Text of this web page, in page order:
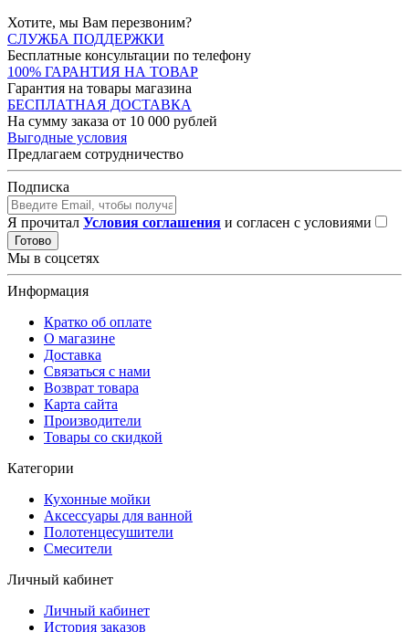
Хотите, мы Вам перезвоним?
СЛУЖБА ПОДДЕРЖКИ
Бесплатные консультации по телефону
100% ГАРАНТИЯ НА ТОВАР
Гарантия на товары магазина
БЕСПЛАТНАЯ ДОСТАВКА
На сумму заказа от 10 000 рублей
Выгодные условия
Предлагаем сотрудничество
Подписка
Я прочитал Условия соглашения и согласен с условиями
Готово
Мы в соцсетях
Информация
Кратко об оплате
О магазине
Доставка
Связаться с нами
Возврат товара
Карта сайта
Производители
Товары со скидкой
Категории
Кухонные мойки
Аксессуары для ванной
Полотенцесушители
Смесители
Личный кабинет
Личный кабинет
История заказов